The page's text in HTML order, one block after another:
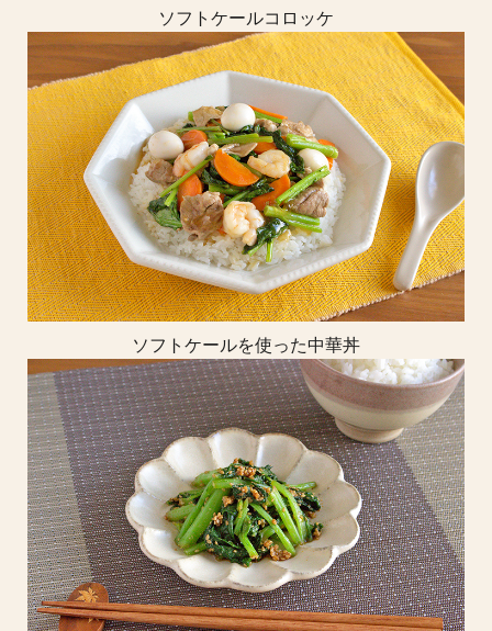
ソフトケールコロッケ
ソフトケールを使った中華丼